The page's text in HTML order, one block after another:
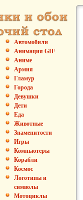
Автомобили
Анимация GIF
Аниме
Армия
Гламур
Города
Девушки
Дети
Еда
Животные
Знаменитости
Игры
Компьютеры
Корабли
Космос
Логотипы и
символы
Мотоциклы